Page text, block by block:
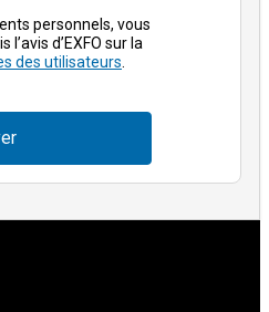
personnels, vous
d’EXFO sur la
des utilisateurs.